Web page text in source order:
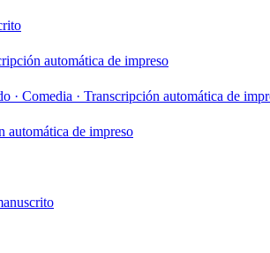
automática de impreso
· Comedia · Transcripción automática de
automática de impreso